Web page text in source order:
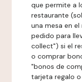
que permite a
restaurante
una mesa en
pedido para
collect") si el
o comprar
"bonos de
tarjeta regalo